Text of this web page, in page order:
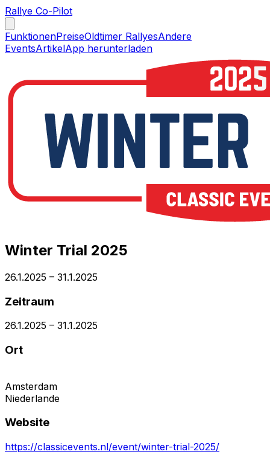
Rallye Co-Pilot
FunktionenPreiseOldtimer RallyesAndere
EventsArtikelApp herunterladen
Winter Trial 2025
26.1.2025 – 31.1.2025
Zeitraum
26.1.2025 – 31.1.2025
Ort
Amsterdam
Niederlande
Website
https://classicevents.nl/event/winter-trial-2025/